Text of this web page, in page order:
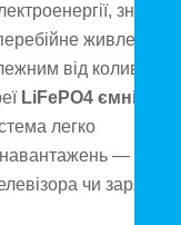
знизити
живлення
від коливань у
LiFePO4 ємністю
легко
— від
чи зарядних